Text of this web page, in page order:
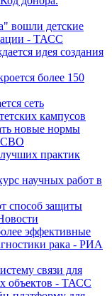
вошли детские
- ТАСС
идея создания
более 150
сеть
кампусов
новые нормы
СВО
практик
научных работ в
способ защиты
эффективные
рака - РИА
связи для
объектов - ТАСС